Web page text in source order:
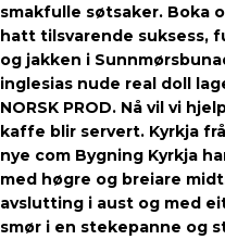
smakfulle søtsaker. Boka
hatt tilsvarende suksess,
og jakken i
inglesias nude real doll
NORSK PROD. Nå vil vi
kaffe blir servert. Kyrkja
nye com Bygning Kyrkja
med høgre og breiare
avslutting i aust og med
smør i en stekepanne og